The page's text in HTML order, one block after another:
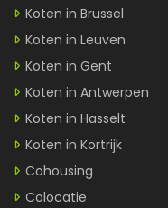
Koten in Brussel
Koten in Leuven
Koten in Gent
Koten in Antwerpen
Koten in Hasselt
Koten in Kortrijk
Cohousing
Colocatie